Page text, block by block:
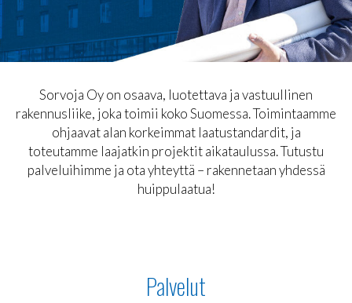
Sorvoja Oy on osaava, luotettava ja vastuullinen
rakennusliike, joka toimii koko Suomessa. Toimintaamme
ohjaavat alan korkeimmat laatustandardit, ja
toteutamme laajatkin projektit aikataulussa. Tutustu
palveluihimme ja ota yhteyttä – rakennetaan yhdessä
huippulaatua!
Palvelut